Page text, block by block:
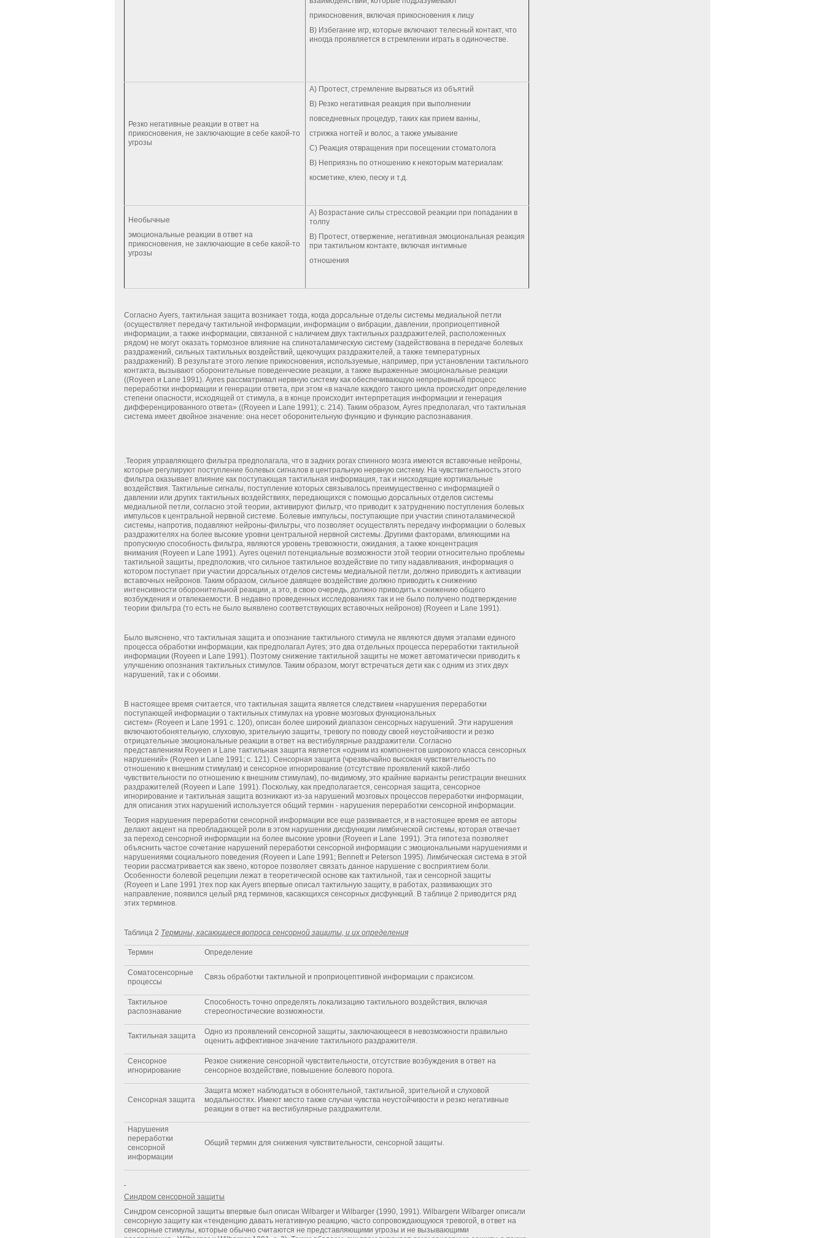
прикосновения, включая прикосновения к лицу
В) Избегание игр, которые включают телесный контакт, что
иногда проявляется в стремлении играть в одиночестве.
Резко негативные реакции в ответ на
прикосновения, не заключающие в себе какой-то
угрозы
А) Протест, стремление вырваться из объятий
В) Резко негативная реакция при выполнении
повседневных процедур, таких как прием ванны,
стрижка ногтей и волос, а также умывание
С) Реакция отвращения при посещении стоматолога
В) Неприязнь по отношению к некоторым материалам:
косметике, клею, песку и т.д.
Необычные
эмоциональные реакции в ответ на
прикосновения, не заключающие в себе какой-то
угрозы
А) Возрастание силы стрессовой реакции при попадании в
толпу
В) Протест, отвержение, негативная эмоциональная реакция
при тактильном контакте, включая интимные
отношения
Согласно Ауегs, тактильная защита возникает тогда, когда дорсальные отделы системы медиальной петли
(осуществляет передачу тактильной информации, информации о вибрации, давлении, проприоцептивной
информации, а также информации, связанной с наличием двух тактильных раздражителей, расположенных
рядом) не могут оказать тормозное влияние на спиноталамическую систему (задействована в передаче болевых
раздражений, сильных тактильных воздействий, щекочущих раздражителей, а также температурных
раздражений). В результате этого легкие прикосновения, используемые, например, при установлении тактильного
контакта, вызывают оборонительные поведенческие реакции, а также выраженные эмоциональные реакции
((Royeen и Lane 1991). Аугеs рассматривал нервную систему как обеспечивающую непрерывный процесс
переработки информации и генерации ответа, при этом «в начале каждого такого цикла происходит определение
степени опасности, исходящей от стимула, а в конце происходит интерпретация информации и генерация
дифференцированного ответа» ((Royeen и Lane 1991); с. 214). Таким образом, Аугеs предполагал, что тактильная
система имеет двойное значение: она несет оборонительную функцию и функцию распознавания.
.Теория управляющего фильтра предполагала, что в задних рогах спинного мозга имеются вставочные нейроны,
которые регулируют поступление болевых сигналов в центральную нервную систему. На чувствительность этого
фильтра оказывает влияние как поступающая тактильная информация, так и нисходящие кортикальные
воздействия. Тактильные сигналы, поступление которых связывалось преимущественно с информацией о
давлении или других тактильных воздействиях, передающихся с помощью дорсальных отделов системы
медиальной петли, согласно этой теории, активируют фильтр, что приводит к затруднению поступления болевых
импульсов к центральной нервной системе. Болевые импульсы, поступающие при участии спиноталамической
системы, напротив, подавляют нейроны-фильтры, что позволяет осуществлять передачу информации о болевых
раздражителях на более высокие уровни центральной нервной системы. Другими факторами, влияющими на
пропускную способность фильтра, являются уровень тревожности, ожидания, а также концентрация
внимания (Royeen и Lane 1991). Аугеs оценил потенциальные возможности этой теории относительно проблемы
тактильной защиты, предположив, что сильное тактильное воздействие по типу надавливания, информация о
котором поступает при участии дорсальных отделов системы медиальной петли, должно приводить к активации
вставочных нейронов. Таким образом, сильное давящее воздействие должно приводить к снижению
интенсивности оборонительной реакции, а это, в свою очередь, должно приводить к снижению общего
возбуждения и отвлекаемости. В недавно проведенных исследованиях так и не было получено подтверждение
теории фильтра (то есть не было выявлено соответствующих вставочных нейронов) (Royeen и Lane 1991).
Было выяснено, что тактильная защита и опознание тактильного стимула не являются двумя этапами единого
процесса обработки информации, как предполагал Аугеs; это два отдельных процесса переработки тактильной
информации (Royeen и Lane 1991). Поэтому снижение тактильной защиты не может автоматически приводить к
улучшению опознания тактильных стимулов. Таким образом, могут встречаться дети как с одним из этих двух
нарушений, так и с обоими.
В настоящее время считается, что тактильная защита является следствием «нарушения переработки
поступающей информации о тактильных стимулах на уровне мозговых функциональных
систем» (Royeen и Lane 1991 с. 120), описан более широкий диапазон сенсорных нарушений. Эти нарушения
включаютобонятельную, слуховую, зрительную защиты, тревогу по поводу своей неустойчивости и резко
отрицательные эмоциональные реакции в ответ на вестибулярные раздражители. Согласно
представлениям Royeen и Lane тактильная защита является «одним из компонентов широкого класса сенсорных
нарушений» (Royeen и Lane 1991; с. 121). Сенсорная защита (чрезвычайно высокая чувствительность по
отношению к внешним стимулам) и сенсорное игнорирование (отсутствие проявлений какой-либо
чувствительности по отношению к внешним стимулам), по-видимому, это крайние варианты регистрации внешних
раздражителей (Royeen и Lane 1991). Поскольку, как предполагается, сенсорная защита, сенсорное
игнорирование и тактильная защита возникают из-за нарушений мозговых процессов переработки информации,
для описания этих нарушений используется общий термин - нарушения переработки сенсорной информации.
Теория нарушения переработки сенсорной информации все еще развивается, и в настоящее время ее авторы
делают акцент на преобладающей роли в этом нарушении дисфункции лимбической системы, которая отвечает
за переход сенсорной информации на более высокие уровни (Royeen и Lane 1991). Эта гипотеза позволяет
объяснить частое сочетание нарушений переработки сенсорной информации с эмоциональными нарушениями и
нарушениями социального поведения (Royeen и Lane 1991; Bennett и Peterson 1995). Лимбическая система в этой
теории рассматривается как звено, которое позволяет связать данное нарушение с восприятием боли.
Особенности болевой рецепции лежат в теоретической основе как тактильной, так и сенсорной защиты
(Royeen и Lane 1991 )тех пор как Ауегs впервые описал тактильную защиту, в работах, развивающих это
направление, появился целый ряд терминов, касающихся сенсорных дисфункций. В таблице 2 приводится ряд
этих терминов.
Таблица 2 Термины, касающиеся вопроса сенсорной защиты, и их определения
Термин Определение
Соматосенсорные
процессы
Связь обработки тактильной и проприоцептивной информации с праксисом.
Тактильное
распознавание
Способность точно определять локализацию тактильного воздействия, включая
стереогностические возможности.
Тактильная защита
Одно из проявлений сенсорной защиты, заключающееся в невозможности правильно
оценить аффективное значение тактильного раздражителя.
Сенсорное
игнорирование
Резкое снижение сенсорной чувствительности, отсутствие возбуждения в ответ на
сенсорное воздействие, повышение болевого порога.
Сенсорная защита
Защита может наблюдаться в обонятельной, тактильной, зрительной и слуховой
модальностях. Имеют место также случаи чувства неустойчивости и резко негативные
реакции в ответ на вестибулярные раздражители.
Нарушения
переработки
сенсорной
информации
Общий термин для снижения чувствительности, сенсорной защиты.
Синдром сенсорной защиты
Синдром сенсорной защиты впервые был описан Wilbarger и Wilbarger (1990, 1991). Wilbargerи Wilbarger описали
сенсорную защиту как «тенденцию давать негативную реакцию, часто сопровождающуюся тревогой, в ответ на
сенсорные стимулы, которые обычно считаются не представляющими угрозы и не вызывающими